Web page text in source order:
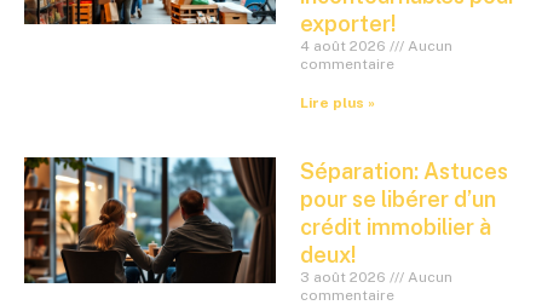
exporter!
4 août 2026
Aucun
commentaire
Lire plus »
Séparation: Astuces
pour se libérer d’un
crédit immobilier à
deux!
3 août 2026
Aucun
commentaire